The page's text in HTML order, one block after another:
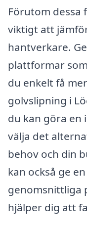
Förutom dessa
viktigt att
hantverkare.
plattformar
du enkelt få
golvslipning i
du kan göra en
välja det
behov och din
kan också ge
genomsnittliga
hjälper dig att